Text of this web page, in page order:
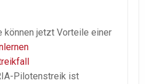
können jetzt Vorteile einer
Pilotenstreik ist